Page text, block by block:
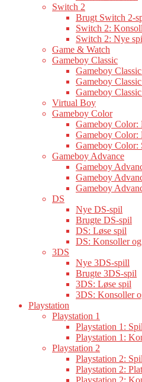
Switch 2
Brugt Switch 2-
Switch 2:
Switch 2: Nye
Game & Watch
Gameboy Classic
Gameboy
Gameboy
Gameboy
Virtual Boy
Gameboy Color
Gameboy Color:
Gameboy Color:
Gameboy Color:
Gameboy Advance
Gameboy
Gameboy
Gameboy
DS
Nye DS-spil
Brugte DS-spil
DS: Løse spil
DS: Konsoller
3DS
Nye 3DS-spill
Brugte 3DS-spil
3DS: Løse spil
3DS: Konsoller
Playstation
Playstation 1
Playstation 1: Spil
Playstation 1:
Playstation 2
Playstation 2: Spil
Playstation 2: